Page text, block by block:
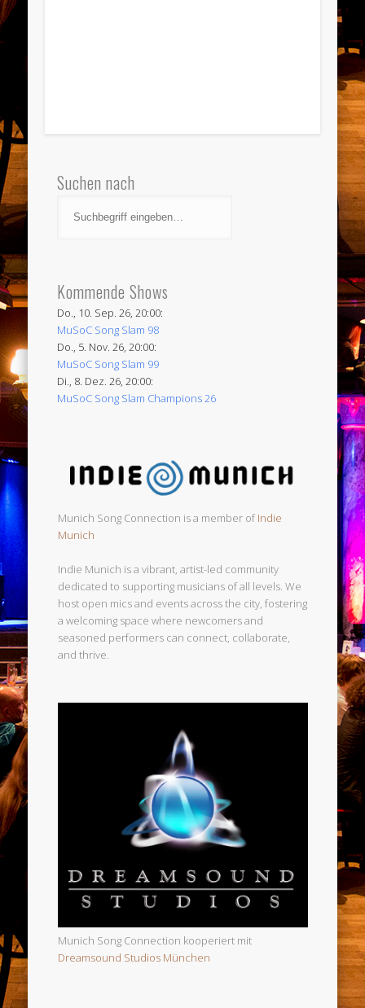
Suchen nach
Kommende Shows
Do., 10. Sep. 26, 20:00:
MuSoC Song Slam 98
Do., 5. Nov. 26, 20:00:
MuSoC Song Slam 99
Di., 8. Dez. 26, 20:00:
MuSoC Song Slam Champions 26
Munich Song Connection is a member ofIndie
Munich
Indie Munich is a vibrant, artist-led community
dedicated to supporting musicians of all levels. We
host open mics and events across the city, fostering
a welcoming space where newcomers and
seasoned performers can connect, collaborate,
and thrive.
Munich Song Connection kooperiert mit
Dreamsound Studios München